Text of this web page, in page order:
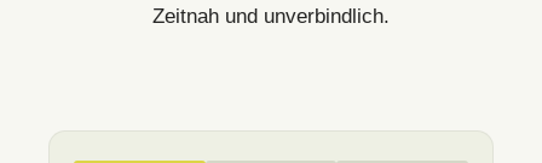
Zeitnah und unverbindlich.